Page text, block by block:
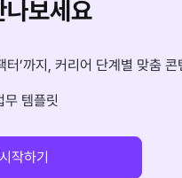
나보세요
터’까지, 커리어 단계별 맞춤 콘
템플릿
작하기